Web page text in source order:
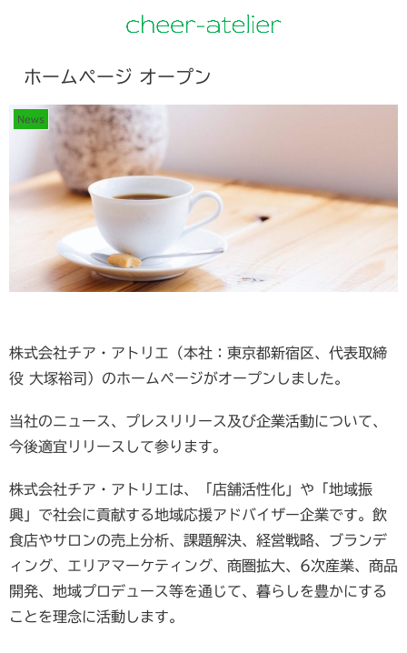
ホームページ オープン
News
株式会社チア・アトリエ（本社：東京都新宿区、代表取締
役 大塚裕司）のホームページがオープンしました。
当社のニュース、プレスリリース及び企業活動について、
今後適宜リリースして参ります。
株式会社チア・アトリエは、「店舗活性化」や「地域振
興」で社会に貢献する地域応援アドバイザー企業です。飲
食店やサロンの売上分析、課題解決、経営戦略、ブランデ
ィング、エリアマーケティング、商圏拡大、6次産業、商品
開発、地域プロデュース等を通じて、暮らしを豊かにする
ことを理念に活動します。